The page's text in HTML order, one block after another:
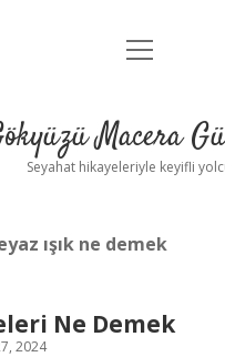
Anasayfa
Yasal Uyarı
menüyü
Macera
Seyahat hikayeleriyle keyifli
ışık ne demek
Ne Demek
2024